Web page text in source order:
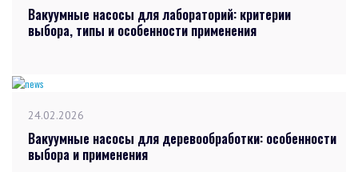
Вакуумные насосы для лабораторий: критерии
выбора, типы и особенности применения
24.02.2026
Вакуумные насосы для деревообработки: особенности
выбора и применения